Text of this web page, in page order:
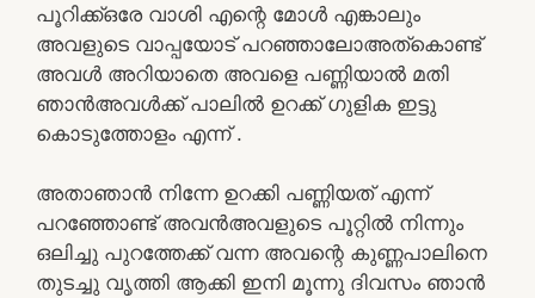
പൂറിക്ക്ഒരേ വാശി എന്റെ മോൾ എങ്കാലും
അവളുടെ വാപ്പയോട് പറഞ്ഞാലോഅത്‌കൊണ്ട്
അവൾ അറിയാതെ അവളെ പണ്ണിയാൽ മതി
ഞാൻഅവൾക്ക് പാലിൽ ഉറക്ക് ഗുളിക ഇട്ടു
കൊടുത്തോളം എന്ന് .
അതാഞാൻ നിന്നേ ഉറക്കി പണ്ണിയത് എന്ന്
പറഞ്ഞോണ്ട് അവൻഅവളുടെ പൂറ്റിൽ നിന്നും
ഒലിച്ചു പുറത്തേക്ക് വന്ന അവന്റെ കുണ്ണപാലിനെ
തുടച്ചു വൃത്തി ആക്കി ഇനി മൂന്നു ദിവസം ഞാൻ